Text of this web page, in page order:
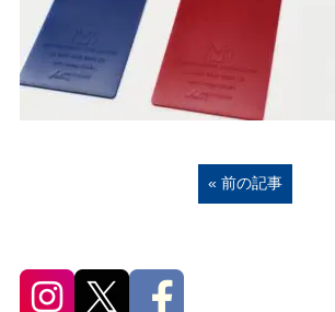
« 前の記事